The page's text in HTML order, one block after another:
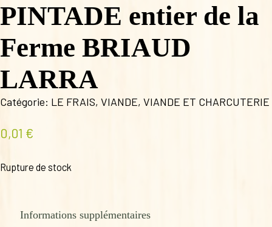
PINTADE entier de la
Ferme BRIAUD
LARRA
Catégorie: LE FRAIS, VIANDE, VIANDE ET CHARCUTERIE
0,01 €
Rupture de stock
Informations supplémentaires